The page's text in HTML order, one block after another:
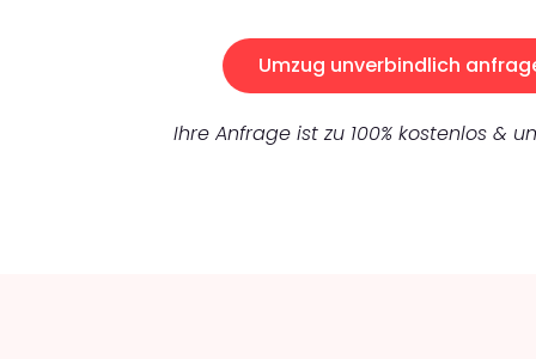
Umzug unverbindlich
Ihre Anfrage ist zu 100% kostenlos &